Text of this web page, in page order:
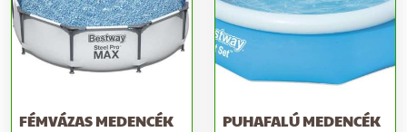
FÉMVÁZAS MEDENCÉK PUHAFALÚ MEDENCÉK